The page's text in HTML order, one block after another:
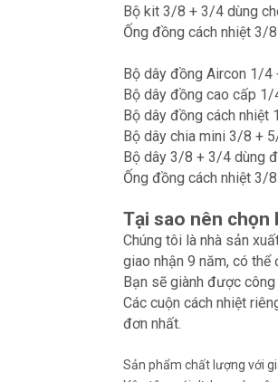
Bộ kit 3/8 + 3/4 dùng
Ống đồng cách nhiệt 3/
Bộ dây đồng Aircon 1/4
Bộ dây đồng cao cấp
Bộ dây đồng cách nhiệt
Bộ dây chia mini 3/8 +
Bộ dây 3/8 + 3/4 dùng
Ống đồng cách nhiệt 3/
Tại sao nên chọn
Chúng tôi là nhà sản
giao nhận 9 năm, có
Bạn sẽ giành được công
Các cuộn cách nhiệt
đơn nhất.
Sản phẩm chất lượng với